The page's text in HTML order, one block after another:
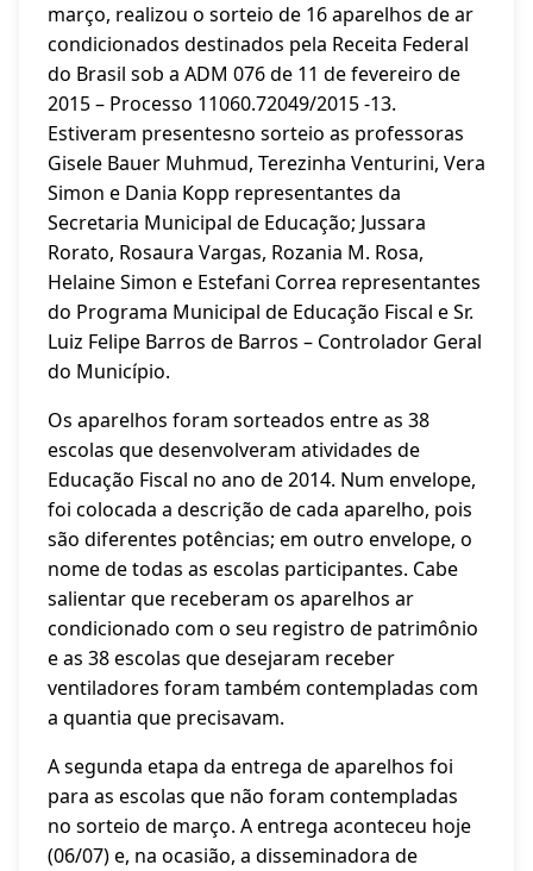
março, realizou o sorteio de 16 aparelhos de ar
condicionados destinados pela Receita Federal
do Brasil sob a ADM 076 de 11 de fevereiro de
2015 – Processo 11060.72049/2015 -13.
Estiveram presentesno sorteio as professoras
Gisele Bauer Muhmud, Terezinha Venturini, Vera
Simon e Dania Kopp representantes da
Secretaria Municipal de Educação; Jussara
Rorato, Rosaura Vargas, Rozania M. Rosa,
Helaine Simon e Estefani Correa representantes
do Programa Municipal de Educação Fiscal e Sr.
Luiz Felipe Barros de Barros – Controlador Geral
do Município.
Os aparelhos foram sorteados entre as 38
escolas que desenvolveram atividades de
Educação Fiscal no ano de 2014. Num envelope,
foi colocada a descrição de cada aparelho, pois
são diferentes potências; em outro envelope, o
nome de todas as escolas participantes. Cabe
salientar que receberam os aparelhos ar
condicionado com o seu registro de patrimônio
e as 38 escolas que desejaram receber
ventiladores foram também contempladas com
a quantia que precisavam.
A segunda etapa da entrega de aparelhos foi
para as escolas que não foram contempladas
no sorteio de março. A entrega aconteceu hoje
(06/07) e, na ocasião, a disseminadora de